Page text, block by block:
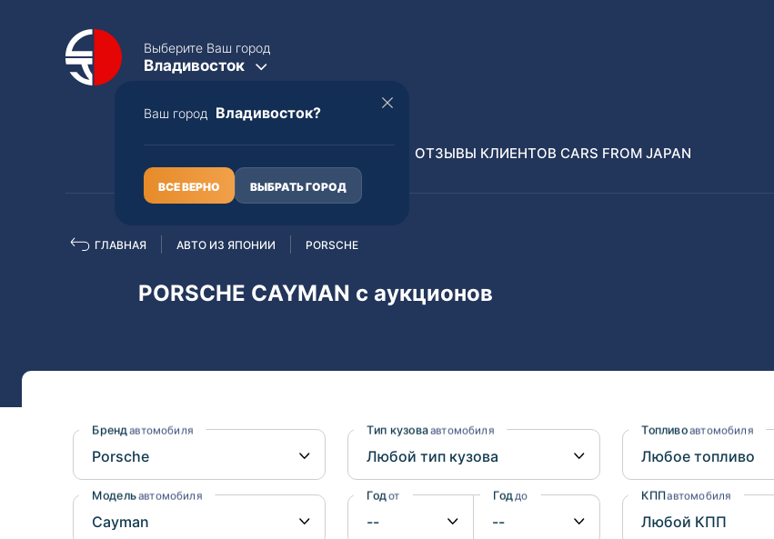
Выберите Ваш город
Владивосток
Ваш город Владивосток?
ВСЕ ВЕРНО ВЫБРАТЬ ГОРОД
Полная пошлина
Nissan
Suzuki
Mercedes-Benz
Nissan
Mazda
Mitsubishi
Subaru
Lexus
BMW
Audi
ОТЗЫВЫ КЛИЕНТОВ CARS FROM JAPAN
ГЛАВНАЯ АВТО ИЗ ЯПОНИИ PORSCHE
PORSCHE CAYMAN с аукционов
Бренд автомобиля
Модельавтомобиля
Тип кузоваавтомобиля
Год от Год до
Топливоавтомобиля
КППавтомобиля